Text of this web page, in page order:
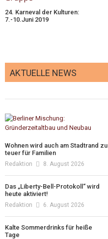
24. Karneval der Kulturen:
7.-10.Juni 2019
AKTUELLE NEWS
Wohnen wird auch am Stadtrand zu
teuer für Familien
Redaktion 8. August 2026
Das „Liberty-Bell-Protokoll“ wird
heute aktiviert!
Redaktion 6. August 2026
Kalte Sommerdrinks für heiße
Tage